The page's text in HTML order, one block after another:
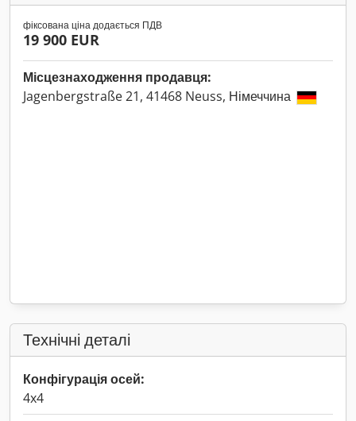
фіксована ціна додається ПДВ
19 900 EUR
Місцезнаходження продавця:
Jagenbergstraße 21, 41468 Neuss, Німеччина
Технічні деталі
Конфігурація осей:
4x4